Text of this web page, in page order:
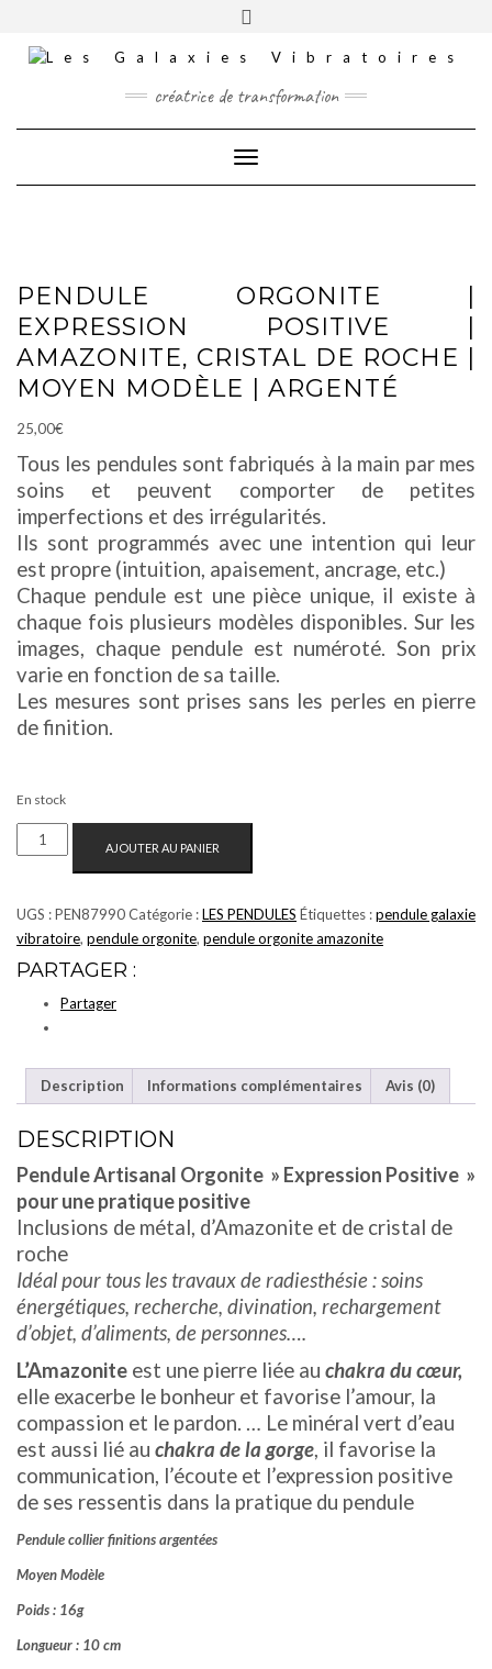
content
TIKTOK
FACEBOOK
CONTACT
créatrice de transformation
Toggle Navigation
PENDULE ORGONITE |
EXPRESSION POSITIVE |
AMAZONITE, CRISTAL DE ROCHE |
MOYEN MODÈLE | ARGENTÉ
25,00€
Tous les pendules sont fabriqués à la main par mes
soins et peuvent comporter de petites
imperfections et des irrégularités.
Ils sont programmés avec une intention qui leur
est propre (intuition, apaisement, ancrage, etc.)
Chaque pendule est une pièce unique, il existe à
chaque fois plusieurs modèles disponibles. Sur les
images, chaque pendule est numéroté. Son prix
varie en fonction de sa taille.
Les mesures sont prises sans les perles en pierre
de finition.
En stock
QUANTITÉ
DE
ORGONITE
POSITIVE
AMAZONITE,
MOYEN
MODÈLE
|
ARGENTÉ
AJOUTER AU PANIER
UGS :PEN87990Catégorie :LES PENDULES Étiquettes :pendule galaxie
vibratoire, pendule orgonite, pendule orgonite amazonite
PARTAGER :
Partager
Description Informations complémentaires Avis (0)
DESCRIPTION
Pendule Artisanal Orgonite » Expression Positive »
pour une pratique positive
Inclusions de métal, d’Amazonite et de cristal de
roche
Idéal pour tous les travaux de radiesthésie : soins
énergétiques, recherche, divination, rechargement
d’objet, d’aliments, de personnes….
L’Amazonite est une pierre liée au chakra du cœur,
elle exacerbe le bonheur et favorise l’amour, la
compassion et le pardon. … Le minéral vert d’eau
est aussi lié au chakra de la gorge, il favorise la
communication, l’écoute et l’expression positive
de ses ressentis dans la pratique du pendule
Pendule collier finitions argentées
Moyen Modèle
Poids : 16g
Longueur : 10 cm